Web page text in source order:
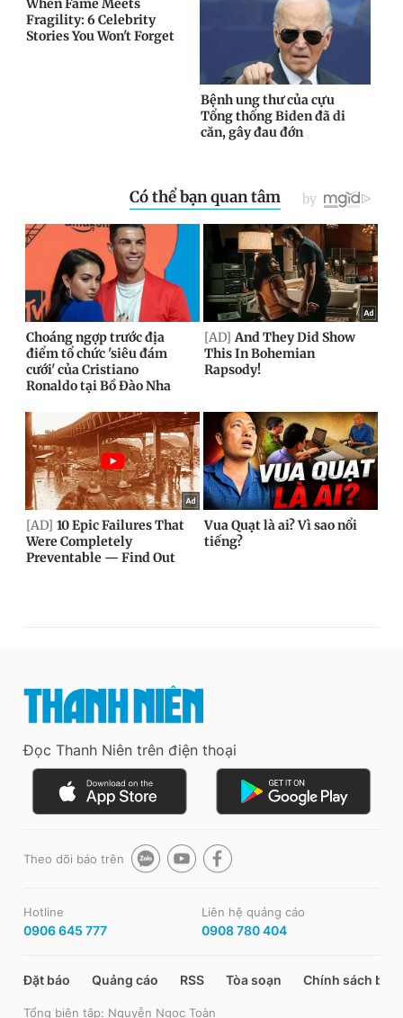
Đọc Thanh Niên trên điện thoại
Theo dõi báo trên
Hotline
0906 645 777
Liên hệ quảng cáo
0908 780 404
Đặt báo Quảng cáo RSS Tòa soạn Chính sách bảo
Tổng biên tập: Nguyễn Ngọc Toàn